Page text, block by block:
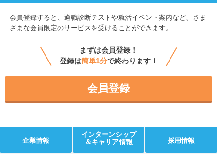
会員登録すると、 適職診断テストや就活イベント案内など、さま
ざまな会員限定のサービスを受けることができます。
まずは会員登録！
登録は簡単1分で終わります！
会員登録
企業情報
インターンシップ
＆キャリア情報
採用情報